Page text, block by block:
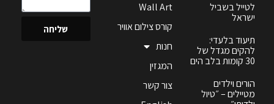
לטייל בשביל
ישראל
תיעוד בלעדי:
להקים מגדל של
30 קומות בלב הים
הורים וילדים
מטיילים – ״טיול
Wall Art
קורס צילום אוויר
חנות
המגזין
צור קשר
שליחה